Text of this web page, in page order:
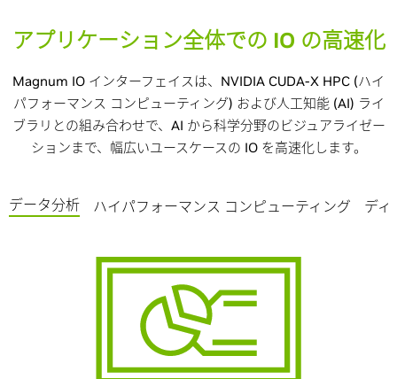
アプリケーション全体での IO の高速化
Magnum IO インターフェイスは、NVIDIA CUDA-X HPC (ハイ
パフォーマンス コンピューティング) および人工知能 (AI) ライ
ブラリとの組み合わせで、AI から科学分野のビジュアライゼー
ションまで、幅広いユースケースの IO を高速化します。
データ分析 ハイパフォーマンス コンピューティング ディ